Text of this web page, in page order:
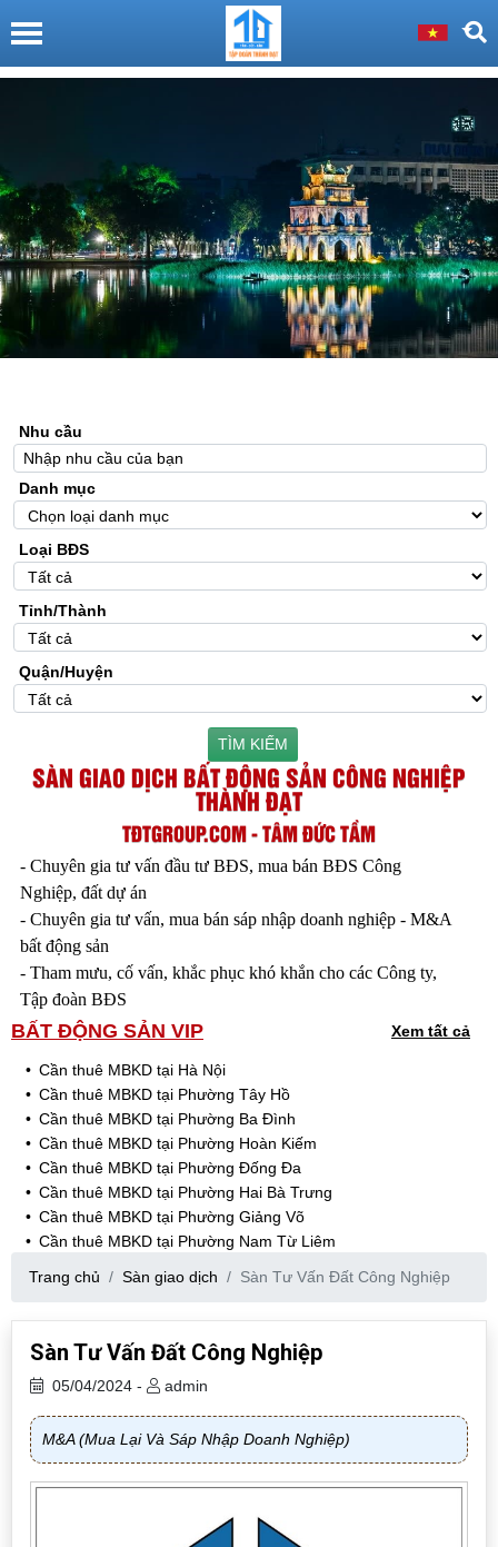
Nhu cầu
Danh mục
Loại BĐS
Tỉnh/Thành
Quận/Huyện
TÌM KIẾM
SÀN GIAO DỊCH BẤT ĐỘNG SẢN CÔNG NGHIỆP
THÀNH ĐẠT
TĐTGROUP.COM - TÂM ĐỨC TẦM
- Chuyên gia tư vấn đầu tư BĐS, mua bán BĐS Công
Nghiệp, đất dự án
- Chuyên gia tư vấn, mua bán sáp nhập doanh nghiệp - M&A
bất động sản
- Tham mưu, cố vấn, khắc phục khó khắn cho các Công ty,
Tập đoàn BĐS
BẤT ĐỘNG SẢN VIP Xem tất cả
Cần thuê MBKD tại Hà Nội
Cần thuê MBKD tại Phường Tây Hồ
Cần thuê MBKD tại Phường Ba Đình
Cần thuê MBKD tại Phường Hoàn Kiếm
Cần thuê MBKD tại Phường Đống Đa
Cần thuê MBKD tại Phường Hai Bà Trưng
Cần thuê MBKD tại Phường Giảng Võ
Cần thuê MBKD tại Phường Nam Từ Liêm
Cần thuê MBKD tại Phường Thanh Xuân
Cần thuê MBKD tại Phường Hà Đông
Cần thuê MBKD tại Phường Hoàng Mai
Cần thuê MBKD tại Phường Ô Chợ Dừa
Cần thuê MBKD tại Phường Yên Hòa
Cần thuê MBKD tại Phường Nghĩa Độ
Cần thuê MBKD tại Phường Phương Liệt
Cần thuê MBKD tại Phường Khương Đình
Cần thuê MBKD tại Phường Hoàng Liệt
Trang chủ Sàn giao dịch Sàn Tư Vấn Đất Công Nghiệp
Sàn Tư Vấn Đất Công Nghiệp
05/04/2024 - admin
M&A (Mua Lại Và Sáp Nhập Doanh Nghiệp)